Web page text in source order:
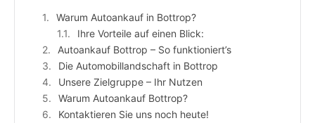
Warum Autoankauf in Bottrop?
Ihre Vorteile auf einen Blick:
Autoankauf Bottrop – So funktioniert’s
Die Automobillandschaft in Bottrop
Unsere Zielgruppe – Ihr Nutzen
Warum Autoankauf Bottrop?
Kontaktieren Sie uns noch heute!